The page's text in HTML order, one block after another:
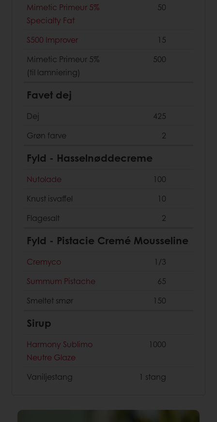
Mimetic Primeur 5%
Specialty Fat
50
S500 Improver
15
Mimetic Primeur 5%
(til lamniering)
500
Favet dej
Dej
425
Grøn farve
2
Fyld - Hasselnøddecreme
Nutolade
100
Knust isvaffel
10
Flagesalt
2
Fyld - Pistacie Cremé Mousseline
Cremyco
1/3
Summum Pistache
65
Smeltet smør
150
Sirup
Harmony Sublimo
Neutre Glaze
1000
Vaniljestang 1 stang